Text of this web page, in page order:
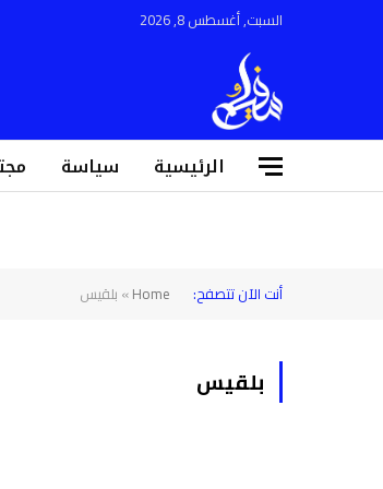
السبت, أغسطس 8, 2026
الرئيسية سياسة
أنت الآن تتصفح: Home
» بلقيس
بلقيس